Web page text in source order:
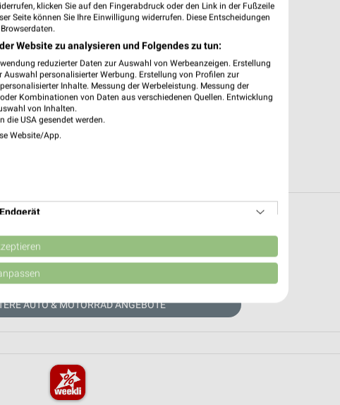
keine Prospekte vorhanden.
ZUR HÄNDLER-WEBSEITE
AUTO & MOTORRAD ANGEBOTE
klicken Sie auf den Fingerabdruck oder den Link in der Fußzeile
Seite können Sie Ihre Einwilligung widerrufen. Diese Entscheidungen
Website zu analysieren und Folgendes zu tun:
reduzierter Daten zur Auswahl von Werbeanzeigen. Erstellung
personalisierter Werbung. Erstellung von Profilen zur
Inhalte. Messung der Werbeleistung. Messung der
Kombinationen von Daten aus verschiedenen Quellen. Entwicklung
von Inhalten.
die USA gesendet werden.
Website/App.